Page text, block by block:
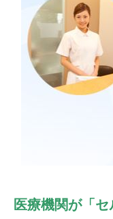
医療機関が「